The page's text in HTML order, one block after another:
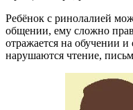
Ребёнок с ринолалией
общении, ему сложно
отражается на обучении
нарушаются чтение,